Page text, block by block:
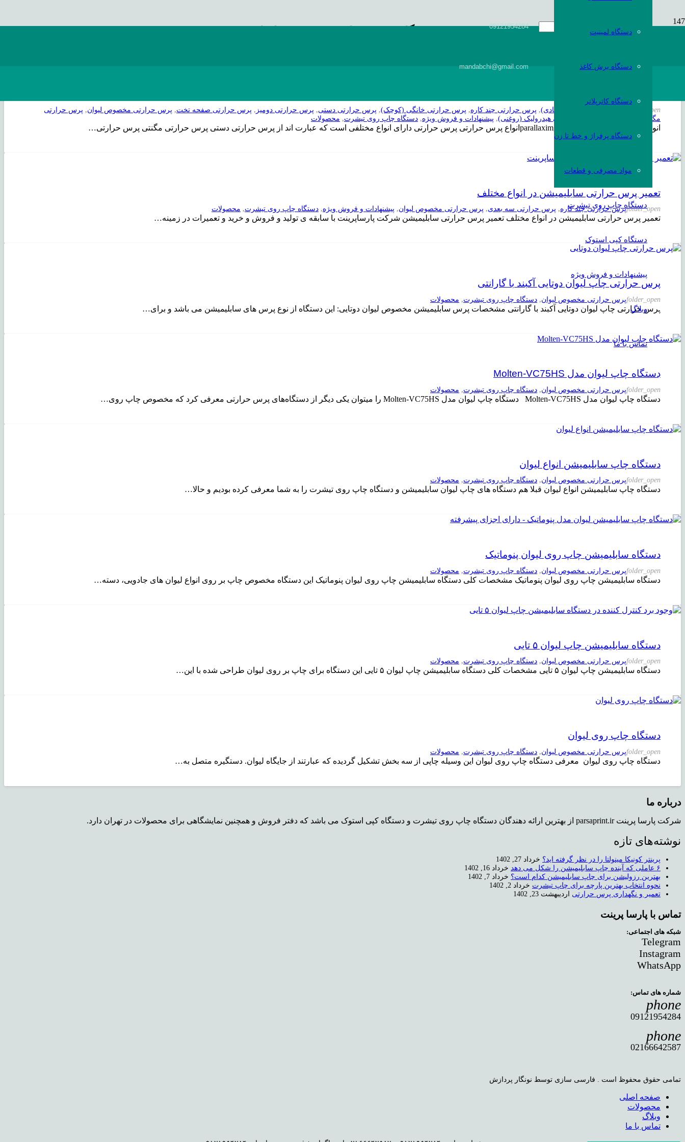
09121954284
mandabchi@gmail.com
دستگاه لمینیت
دستگاه برش کاغذ
دستگاه کاترپلاتر
دستگاه پرفراژ و خط تا زن
مواد مصرفی و قطعات
دستگاه چاپ روی تیشرت
دستگاه کپی استوک
پیشنهادات و فروش ویژه
وبلاگ
تماس با ما
folder_open پرس حرارتی پنوماتیک (بادی), پرس حرارتی چند کاره, پرس حرارتی خانگی (کوچک), پرس حرارتی دستی, پرس حرارتی دومیز , پرس حرارتی صفحه تخت, پرس حرارتی مخصوص لیوان, پرس حرارتی
مگنتی (نیمه اتوماتیک)
پرس حرارتی هیدرولیک (روغنی), پیشنهادات و فروش ویژه, دستگاه چاپ روی تیشرت, محصولات
انواع پرس حرارتی کدامند؟ parallaximgimgانواع پرس حرارتی پرس حرارتی دارای انواع مختلفی است که عبارت اند از پرس حرارتی دستی پرس حرارتی مگنتی پرس حرارتی…
تعمیر پرس حرارتی سابلیمیشن در انواع مختلف
folder_openپرس حرارتی چند کاره, پرس حرارتی سه بعدی, پرس حرارتی مخصوص لیوان, پیشنهادات و فروش ویژه, دستگاه چاپ روی تیشرت, محصولات
تعمیر پرس حرارتی سابلیمیشن در انواع مختلف تعمیر پرس حرارتی سابلیمیشن شرکت پارساپرینت با سابقه ی تولید و فروش و خرید و تعمیرات در زمینه…
پرس حرارتی چاپ لیوان دوتایی آکبند با گارانتی
folder_openپرس حرارتی مخصوص لیوان, دستگاه چاپ روی تیشرت, محصولات
پرس حرارتی چاپ لیوان دوتایی آکبند با گارانتی مشخصات پرس سابلیمیشن مخصوص لیوان دوتایی: این دستگاه از نوع پرس های سابلیمیشن می باشد و برای…
دستگاه چاپ لیوان مدل Molten-VC75HS
folder_openپرس حرارتی مخصوص لیوان, دستگاه چاپ روی تیشرت, محصولات
دستگاه چاپ لیوان مدل Molten-VC75HS دستگاه چاپ لیوان مدل Molten-VC75HS را میتوان یکی دیگر از دستگاه‌های پرس حرارتی معرفی کرد که مخصوص چاپ روی…
دستگاه چاپ سابلیمیشن انواع لیوان
folder_openپرس حرارتی مخصوص لیوان, دستگاه چاپ روی تیشرت, محصولات
دستگاه چاپ سابلیمیشن انواع لیوان قبلا هم دستگاه های چاپ لیوان سابلیمیشن و دستگاه چاپ روی تیشرت را به شما معرفی کرده بودیم و حالا…
دستگاه سابلیمیشن چاپ روی لیوان پنوماتیک
folder_openپرس حرارتی مخصوص لیوان, دستگاه چاپ روی تیشرت, محصولات
دستگاه سابلیمیشن چاپ روی لیوان پنوماتیک مشخصات کلی دستگاه سابلیمیشن چاپ روی لیوان پنوماتیک این دستگاه مخصوص چاپ بر روی انواع لیوان های جادویی، دسته…
دستگاه سابلیمیشن چاپ لیوان ۵ تایی
folder_openپرس حرارتی مخصوص لیوان, دستگاه چاپ روی تیشرت, محصولات
دستگاه سابلیمیشن چاپ لیوان ۵ تایی مشخصات کلی دستگاه سابلیمیشن چاپ لیوان ۵ تایی این دستگاه برای چاپ بر روی لیوان طراحی شده با این…
دستگاه چاپ روی لیوان
folder_openپرس حرارتی مخصوص لیوان, دستگاه چاپ روی تیشرت, محصولات
دستگاه چاپ روی لیوان معرفی دستگاه چاپ روی لیوان این وسیله چاپی از سه بخش تشکیل گردیده که عبارتند از جایگاه لیوان. دستگیره متصل به…
درباره ما
شرکت پارسا پرینت parsaprint.ir از بهترین ارائه دهندگان دستگاه چاپ روی تیشرت و دستگاه کپی استوک می باشد که دفتر فروش و همچنین نمایشگاهی برای محصولات در تهران دارد.
نوشته‌های تازه
پرینتر کونیکا مینولتا را در نظر گرفته اید؟ خرداد 27, 1402
۶ عاملی که آینده چاپ سابلیمیشن را شکل می دهد
خرداد 16, 1402
بهترین رزولیشن برای چاپ سابلیمیشن کدام است؟ خرداد 7, 1402
نحوه انتخاب بهترین پارچه برای چاپ تیشرت خرداد 2, 1402
تعمیر و نگهداری پرس حرارتی
اردیبهشت 23, 1402
تماس با پارسا پرینت
شبکه های اجتماعی:
Telegram
Instagram
WhatsApp
شماره های تماس:
phone
09121954284
phone
02166642587
تمامی حقوق محفوظ است . فارسی سازی توسط نونگار پردازش
صفحه اصلی
محصولات
وبلاگ
تماس با ما